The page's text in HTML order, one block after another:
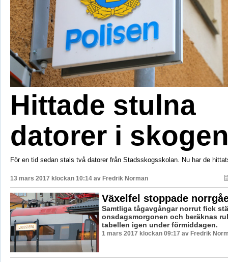
Hittade stulna
datorer i
För en tid sedan stals två datorer från Stadsskogsskolan. Nu har de
13 mars 2017 klockan 10:14 av Fredrik Norman
Växelfel stoppade
Samtliga tågavgångar norrut fick
onsdagsmorgonen och beräknas
tabellen igen under förmiddagen.
1 mars 2017 klockan 09:17 av Fredrik